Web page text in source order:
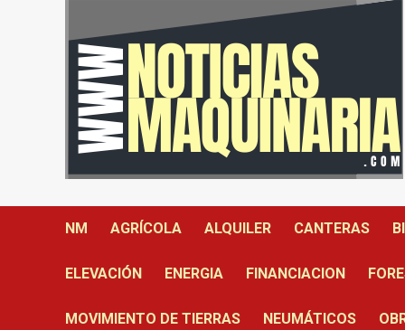
NM AGRÍCOLA ALQUILER CANTERAS
ELEVACIÓN ENERGIA FINANCIACION
MOVIMIENTO DE TIERRAS NEUMÁTICOS